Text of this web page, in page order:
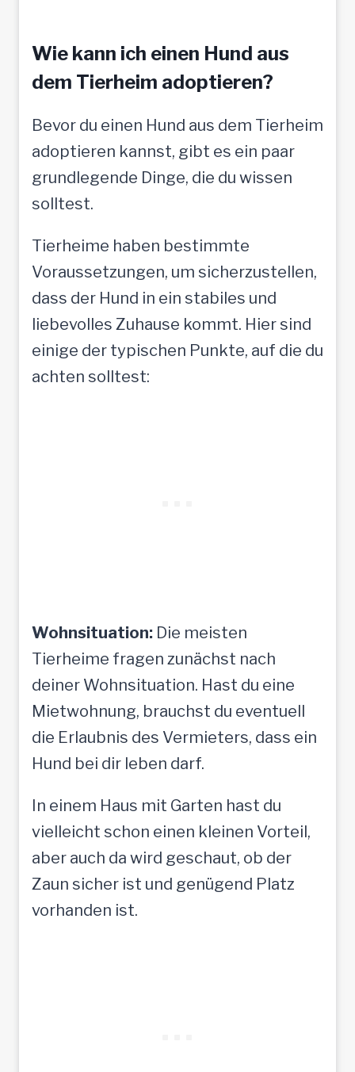
f
l
l
e
n
s
c
h
e
Wie kann ich einen Hund aus
dem Tierheim adoptieren?
Bevor du einen Hund aus dem Tierheim
adoptieren kannst, gibt es ein paar
grundlegende Dinge, die du wissen
solltest.
Tierheime haben bestimmte
Voraussetzungen, um sicherzustellen,
dass der Hund in ein stabiles und
liebevolles Zuhause kommt. Hier sind
einige der typischen Punkte, auf die du
achten solltest:
Wohnsituation: Die meisten
Tierheime fragen zunächst nach
deiner Wohnsituation. Hast du eine
Mietwohnung, brauchst du eventuell
die Erlaubnis des Vermieters, dass ein
Hund bei dir leben darf.
In einem Haus mit Garten hast du
vielleicht schon einen kleinen Vorteil,
aber auch da wird geschaut, ob der
Zaun sicher ist und genügend Platz
vorhanden ist.